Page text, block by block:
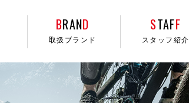
BRAND
取扱ブランド
STAFF
スタッフ紹介